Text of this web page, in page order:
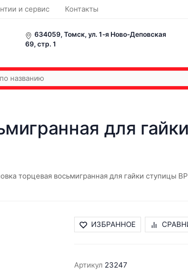
и сервис Контакты
634059, Томск, ул. 1-я Ново-Деповская
69, стр. 1
для
торцевая восьмигранная для гайки ступицы
ИЗБРАННОЕ
Артикул 23247